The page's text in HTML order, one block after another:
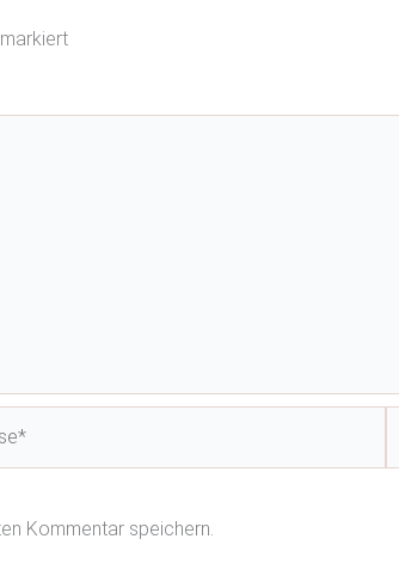
markiert
Kommentar speichern.